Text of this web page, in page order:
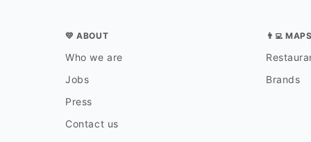
💛 ABOUT
Who we are
Jobs
Press
Contact us
👨‍💻
Brands